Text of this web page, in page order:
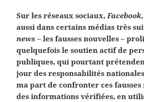
Sur les réseaux sociaux, Facebook,
aussi dans certains médias très
news – les fausses nouvelles –
quelquefois le soutien actif de
publiques, qui pourtant
jour des responsabilités
ma part de confronter ces fausses
des informations vérifiées, en